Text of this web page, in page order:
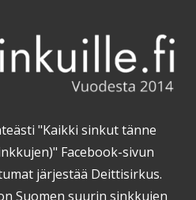
"Kaikki sinkut tänne
Facebook-sivun
järjestää Deittisirkus.
Suomen suurin sinkkujen